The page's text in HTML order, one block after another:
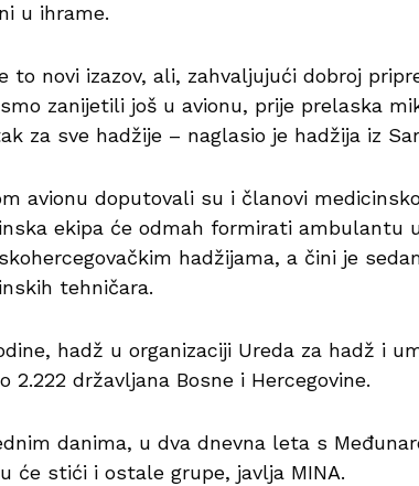
u ihrame.
to novi izazov, ali, zahvaljujući dobroj
zanijetili još u avionu, prije prelaska
za sve hadžije – naglasio je hadžija iz
avionu doputovali su i članovi
ekipa će odmah formirati ambulantu
hadžijama, a čini je
tehničara.
hadž u organizaciji Ureda za hadž i
2.222 državljana Bosne i Hercegovine.
danima, u dva dnevna leta s
će stići i ostale grupe, javlja MINA.